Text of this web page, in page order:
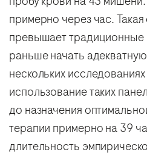
примерно через час.
превышает традиционные
раньше начать
нескольких
использование таких
до назначения
терапии примерно на 39
длительность